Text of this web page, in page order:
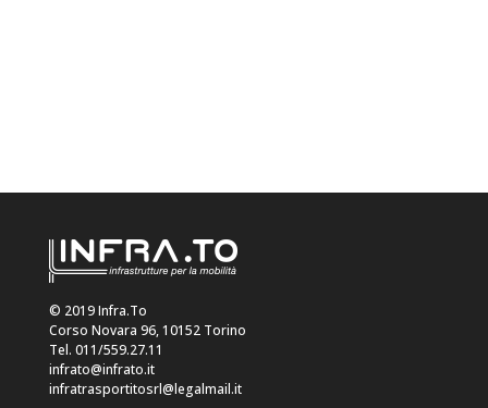
© 2019 Infra.To
Corso Novara 96, 10152 Torino
Tel. 011/559.27.11
infrato@infrato.it
infratrasportitosrl@legalmail.it